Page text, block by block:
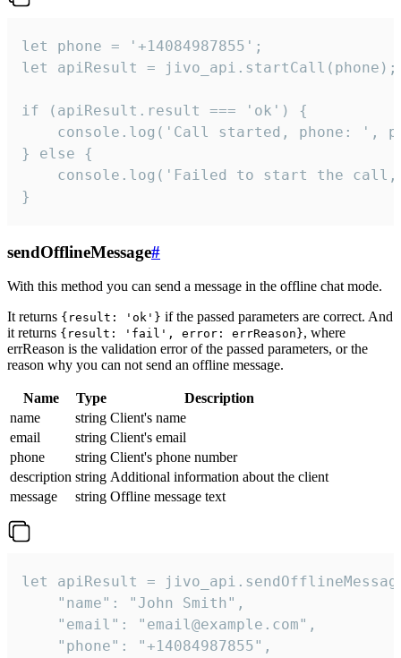
let phone = '+14084987855';
let apiResult = jivo_api.startCall(phone);
if (apiResult.result === 'ok') {
console.log('Call started, phone: ',
} else {
console.log('Failed to start the
}
sendOfflineMessage#
With this method you can send a message in the offline chat mode.
It returns {result: 'ok'} if the passed parameters are correct. And
it returns {result: 'fail', error: errReason}, where
errReason is the validation error of the passed parameters, or the
reason why you can not send an offline message.
Name Type
Description
name
string Client's name
email
string Client's email
phone
string Client's phone number
description string Additional information about the client
message
string Offline message text
let apiResult =
    "name": "John Smith",
    "email": "email@example.com",
    "phone": "+14084987855",